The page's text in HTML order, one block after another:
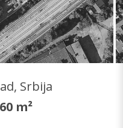
Srbija
60 m²